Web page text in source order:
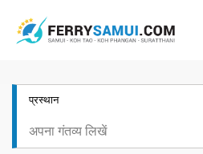
प्रस्थान